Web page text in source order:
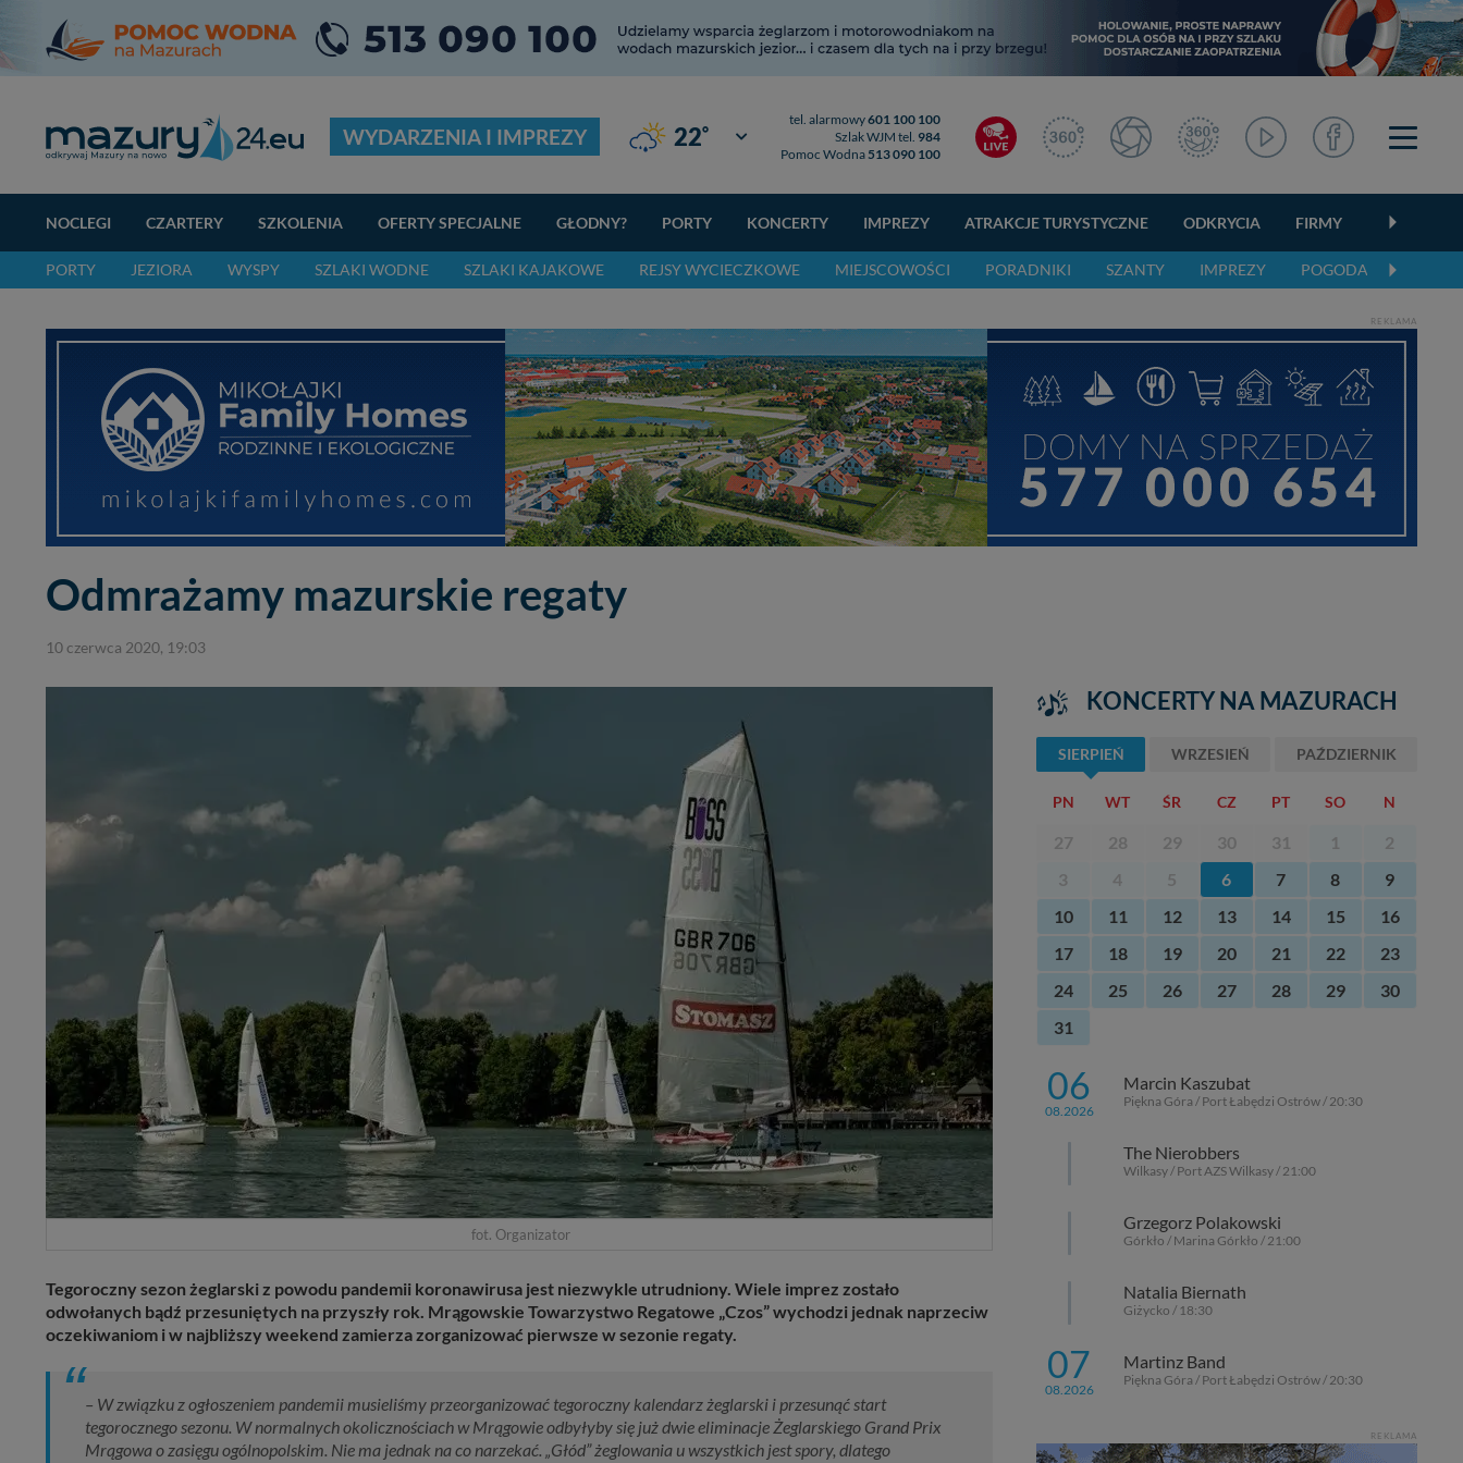
WYDARZENIA I IMPREZY 22° Giżycko
tel. alarmowy601 100 100
Szlak WJM tel. 984
Pomoc Wodna 513 090 100
NOCLEGI CZARTERY SZKOLENIA OFERTY SPECJALNE GŁODNY? PORTY KONCERTY IMPREZY ATRAKCJE TURYSTYCZNE ODKRYCIA FIRMY
PORTY JEZIORA WYSPY SZLAKI WODNE SZLAKI KAJAKOWE REJSY WYCIECZKOWE MIEJSCOWOŚCI PORADNIKI SZANTY IMPREZY POGODA
REKLAMA
Odmrażamy mazurskie regaty
10 czerwca 2020, 19:03
fot. Organizator
Tegoroczny sezon żeglarski z powodu pandemii koronawirusa jest niezwykle utrudniony. Wiele imprez zostało
odwołanych bądź przesuniętych na przyszły rok. Mrągowskie Towarzystwo Regatowe „Czos” wychodzi jednak naprzeciw
oczekiwaniom i w najbliższy weekend zamierza zorganizować pierwsze w sezonie regaty.
– W związku z ogłoszeniem pandemii musieliśmy przeorganizować tegoroczny kalendarz żeglarski i przesunąć start
tegorocznego sezonu. W normalnych okolicznościach w Mrągowie odbyłyby się już dwie eliminacje Żeglarskiego Grand Prix
Mrągowa o zasięgu ogólnopolskim. Nie ma jednak na co narzekać. „Głód” żeglowania u wszystkich jest spory, dlatego
KONCERTY NA MAZURACH
SIERPIEŃ WRZESIEŃ PAŹDZIERNIK
PN WT ŚR CZ PT SO N
27 28 29 30 31 1
2
3
4 5 6 7 8
9
10
11 12 13 14 15
16
17
18 19 20 21 22
23
24
25 26 27 28 29
30
31
06
08.2026
Marcin Kaszubat
Piękna Góra / Port Łabędzi Ostrów / 20:30
The Nierobbers
Wilkasy / Port AZS Wilkasy / 21:00
Grzegorz Polakowski
Górkło / Marina Górkło / 21:00
Natalia Biernath
Giżycko / 18:30
07
08.2026
Martinz Band
Piękna Góra / Port Łabędzi Ostrów / 20:30
REKLAMA